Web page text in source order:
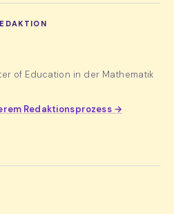
of Education in der Mathematik
Redaktionsprozess →